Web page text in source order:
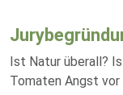
Ist Natur überall?
Tomaten Angst vor